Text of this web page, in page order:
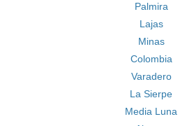
Palmira
Lajas
Minas
Colombia
Varadero
La Sierpe
Media Luna